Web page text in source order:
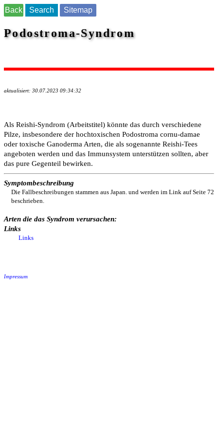
Back Search Sitemap
Podostroma-Syndrom
aktualisiert: 30.07.2023 09:34:32
Als Reishi-Syndrom (Arbeitstitel) könnte das durch verschiedene
Pilze, insbesondere der hochtoxischen Podostroma cornu-damae
oder toxische Ganoderma Arten, die als sogenannte Reishi-Tees
angeboten werden und das Immunsystem unterstützen sollten, aber
das pure Gegenteil bewirken.
Symptombeschreibung
Die Fallbeschreibungen stammen aus Japan. und werden im Link auf Seite 72
beschrieben.
Arten die das Syndrom verursachen:
Links
Links
Impressum